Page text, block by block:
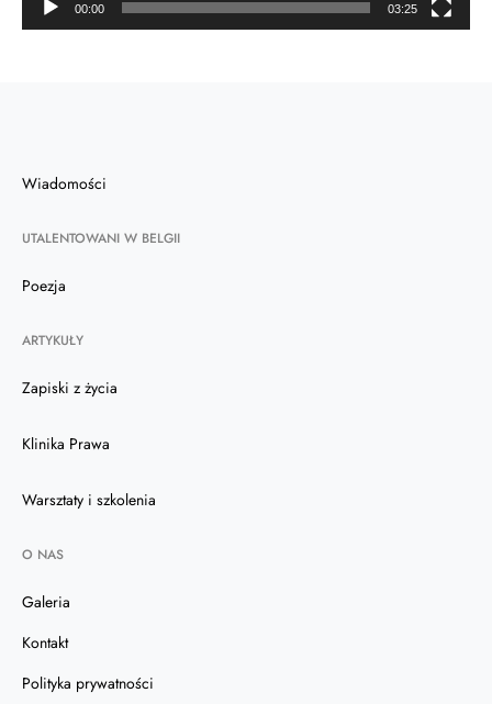
00:00 03:25
Wiadomości
UTALENTOWANI W BELGII
Poezja
ARTYKUŁY
Zapiski z życia
Klinika Prawa
Warsztaty i szkolenia
O NAS
Galeria
Kontakt
Polityka prywatności